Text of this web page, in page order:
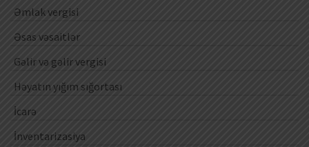
Əmlak vergisi
Əsas vəsaitlər
Gəlir və gəlir vergisi
Həyatın yığım sığortası
İcarə
İnventarizasiya